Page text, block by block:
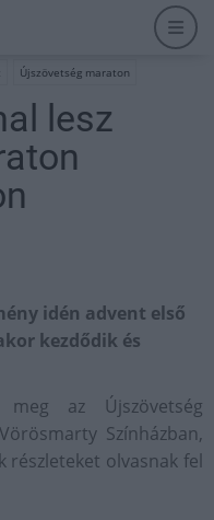
Újszövetség maraton
lesz
idén advent első
kezdődik és
az Újszövetség
Színházban,
részleteket olvasnak fel